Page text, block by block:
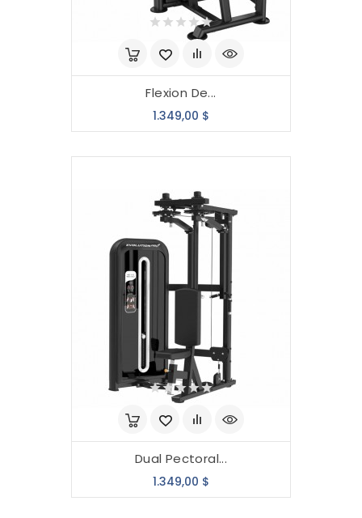
Flexion De...
1.349,00 $
Dual Pectoral...
1.349,00 $